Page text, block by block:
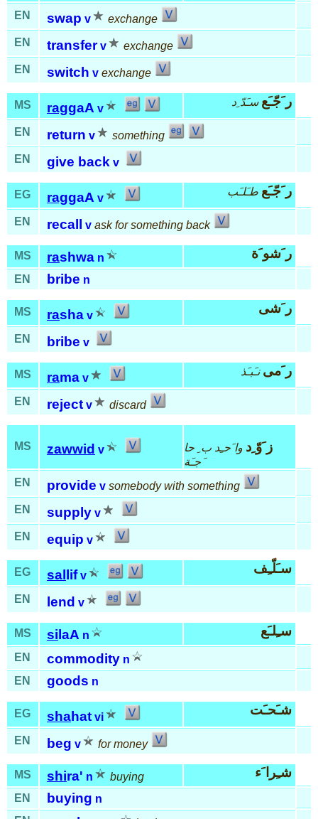
EN swap v
exchange
EN
transfer v
exchange
EN
switch v exchange
MS raggaA v ر َجّـَع سـَدّ ِد
EN return v
something
EN
give back v
EG raggaA v ر َجّـَع طـَلـَب
EN recall v ask for something back
MS rashwa n ر َشو َة
EN bribe n
MS rasha v ر َشى
EN bribe v
MS rama v ر َمى نـَبـَذ
EN reject v discard
MS zawwid v ز َوّ ِد وا َحـِد ب ِ حا
َجـَة
EN
provide v somebody with something
EN
supply v
EN
equip v
EG sal lif v سـَلّـِف
EN lend v
MS si laA n سـِلـَع
EN commodity n
EN
goods n
EG shahat vi شـَحـَت
EN beg v for money
MS shira' n buying شـِرا َء
EN buying n